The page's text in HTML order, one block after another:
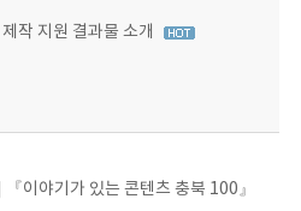
작 지원 결과물 소개
이야기가 있는 콘텐츠 충북 100』